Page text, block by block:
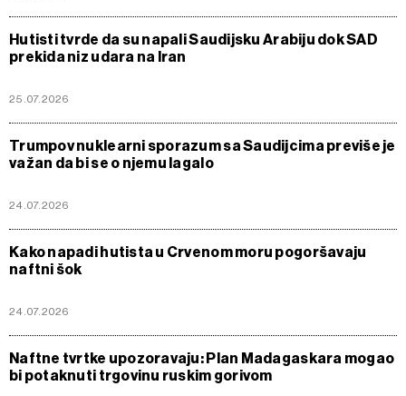
Hutisti tvrde da su napali Saudijsku Arabiju dok SAD
prekida niz udara na Iran
25.07.2026
Trumpov nuklearni sporazum sa Saudijcima previše je
važan da bi se o njemu lagalo
24.07.2026
Kako napadi hutista u Crvenom moru pogoršavaju
naftni šok
24.07.2026
Naftne tvrtke upozoravaju: Plan Madagaskara mogao
bi potaknuti trgovinu ruskim gorivom